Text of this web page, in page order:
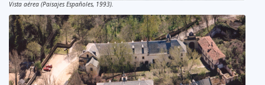
Vista aérea (Paisajes Españoles, 1993).